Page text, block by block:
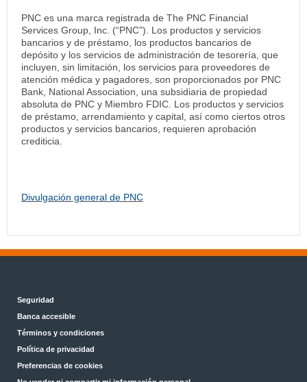
PNC es una marca registrada de The PNC Financial
Services Group, Inc. (“PNC”). Los productos y servicios
bancarios y de préstamo, los productos bancarios de
depósito y los servicios de administración de tesorería, que
incluyen, sin limitación, los servicios para proveedores de
atención médica y pagadores, son proporcionados por PNC
Bank, National Association, una subsidiaria de propiedad
absoluta de PNC y Miembro FDIC. Los productos y servicios
de préstamo, arrendamiento y capital, así como ciertos otros
productos y servicios bancarios, requieren aprobación
crediticia.
Divulgación general de PNC
Seguridad
Banca accesible
Términos y condiciones
Política de privacidad
Preferencias de cookies